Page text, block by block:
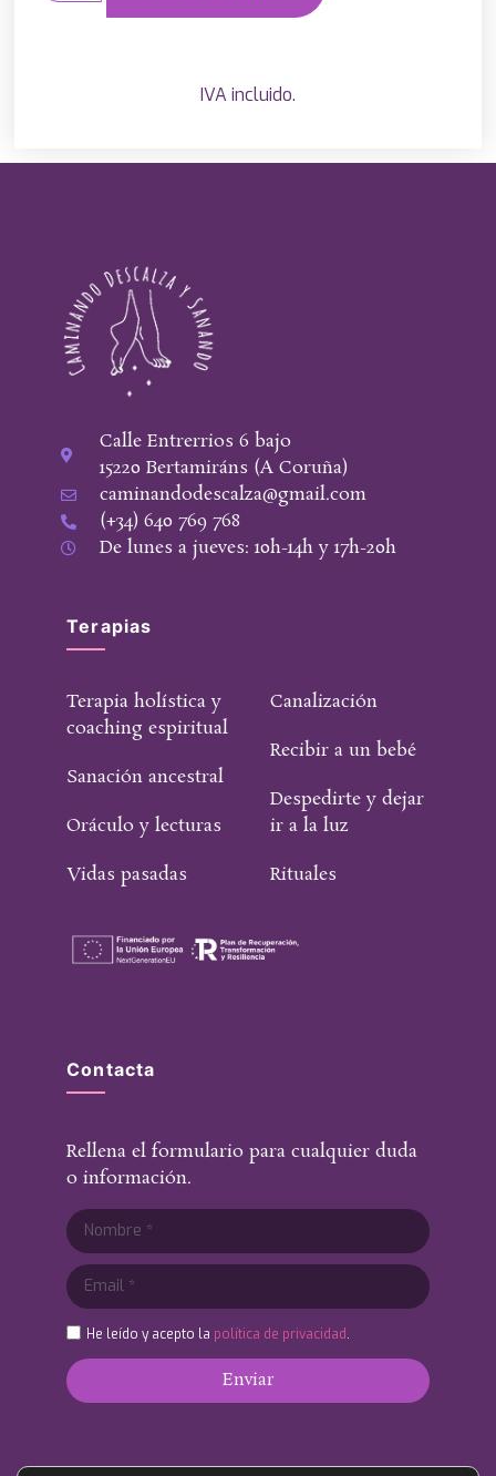
IVA incluido.
Calle Entrerrios 6 bajo
15220 Bertamiráns (A Coruña)
caminandodescalza@gmail.com
(+34) 640 769 768
De lunes a jueves: 10h-14h y 17h-20h
Terapias
Terapia holística y
coaching espiritual
Sanación ancestral
Oráculo y lecturas
Vidas pasadas
Canalización
Recibir a un bebé
Despedirte y dejar
ir a la luz
Rituales
Contacta
Rellena el formulario para cualquier duda
o información.
He leído y acepto la política de privacidad.
Enviar